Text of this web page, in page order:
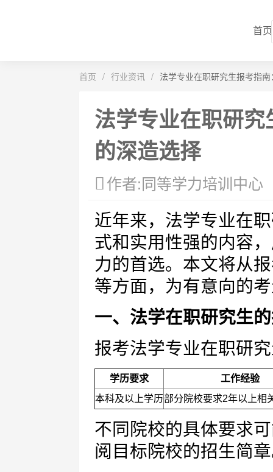
首页
首页 / 行业资讯 / 法学专业在职研究生报考指
法学专业在职研
的深造选择
作者:同等学力培训中心
近年来，法学专业在
式和实用性强的内容
力的首选。本文将从
等方面，为有意向的
一、法学在职研究生
报考法学专业在职研
学历要求
工作经验
本科及以上学历部分院校要求2年以上相
不同院校的具体要求
阅目标院校的招生简